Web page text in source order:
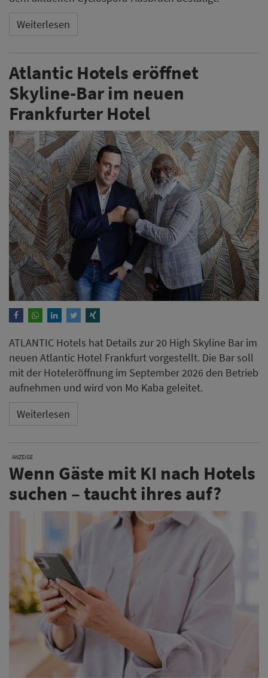
Weiterlesen
Atlantic Hotels eröffnet
Skyline-Bar im neuen
Frankfurter Hotel
ATLANTIC Hotels hat Details zur 20 High Skyline Bar im
neuen Atlantic Hotel Frankfurt vorgestellt. Die Bar soll
mit der Hoteleröffnung im September 2026 den Betrieb
aufnehmen und wird von Mo Kaba geleitet.
Weiterlesen
ANZEIGE
Wenn Gäste mit KI nach Hotels
suchen – taucht ihres auf?